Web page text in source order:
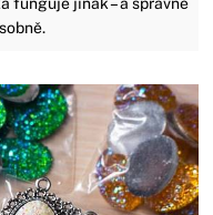
funguje jinak – a správné